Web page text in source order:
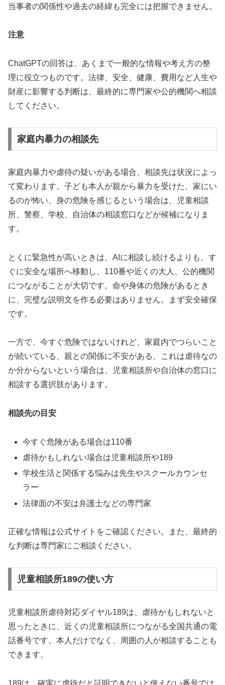
当事者の関係性や過去の経緯も完全には把握できません。
注意
ChatGPTの回答は、あくまで一般的な情報や考え方の整
理に役立つものです。法律、安全、健康、費用など人生や
財産に影響する判断は、最終的に専門家や公的機関へ相談
してください。
家庭内暴力の相談先
家庭内暴力や虐待の疑いがある場合、相談先は状況によっ
て変わります。子ども本人が親から暴力を受けた、家にい
るのが怖い、身の危険を感じるという場合は、児童相談
所、警察、学校、自治体の相談窓口などが候補になりま
す。
とくに緊急性が高いときは、AIに相談し続けるよりも、す
ぐに安全な場所へ移動し、110番や近くの大人、公的機関
につながることが大切です。命や身体の危険があるとき
に、完璧な説明文を作る必要はありません。まず安全確保
です。
一方で、今すぐ危険ではないけれど、家庭内でつらいこと
が続いている、親との関係に不安がある、これは虐待なの
か分からないという場合は、児童相談所や自治体の窓口に
相談する選択肢があります。
相談先の目安
今すぐ危険がある場合は110番
虐待かもしれない場合は児童相談所や189
学校生活と関係する悩みは先生やスクールカウンセ
ラー
法律面の不安は弁護士などの専門家
正確な情報は公式サイトをご確認ください。また、最終的
な判断は専門家にご相談ください。
児童相談所189の使い方
児童相談所虐待対応ダイヤル189は、虐待かもしれないと
思ったときに、近くの児童相談所につながる全国共通の電
話番号です。本人だけでなく、周囲の人が相談することも
できます。
189は、確実に虐待だと証明できないと使えない番号では